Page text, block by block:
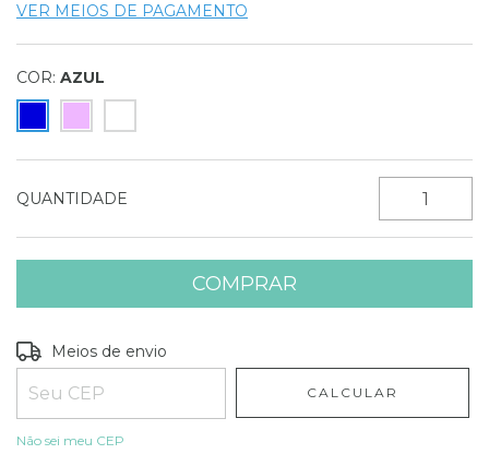
VER MEIOS DE PAGAMENTO
COR: AZUL
QUANTIDADE
Entregas para o CEP:
Meios de envio
CALCULAR
Não sei meu CEP